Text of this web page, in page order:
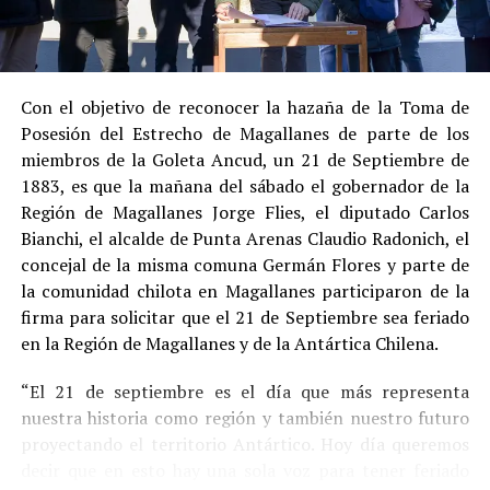
Estas circunstancias jurídicas, sumadas al
procedimiento abreviado, redujeron la posibilidad de un
cumplimiento efectivo en recinto penitenciario.
Indemnización a la víctima y nueva investigación
por ocultamiento de bienes
En el ámbito civil, elJuzgado de Letras de Castrodictó
enseptiembre de 2023una sentencia que obliga a
Pedro Montecinos apagar una indemnización total de
$120 millonespor concepto de daño moral:
$80 millonesa favor de la víctima.
$40 millonesa favor de su madre.
Sin embargo, la Fiscalía abrió una nueva línea
Con el objetivo de reconocer la hazaña de la Toma de
Posesión del Estrecho de Magallanes de parte de los
miembros de la Goleta Ancud, un 21 de Septiembre de
1883, es que la mañana del sábado el gobernador de la
Región de Magallanes Jorge Flies, el diputado Carlos
Bianchi, el alcalde de Punta Arenas Claudio Radonich, el
concejal de la misma comuna Germán Flores y parte de
la comunidad chilota en Magallanes participaron de la
firma para solicitar que el 21 de Septiembre sea feriado
en la Región de Magallanes y de la Antártica Chilena.
“El 21 de septiembre es el día que más representa
nuestra historia como región y también nuestro futuro
proyectando el territorio Antártico. Hoy día queremos